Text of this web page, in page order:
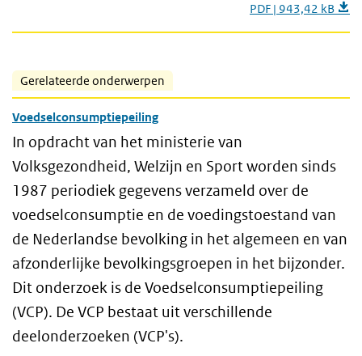
PDF | 943,42 kB
Gerelateerde onderwerpen
Voedselconsumptiepeiling
In opdracht van het ministerie van
Volksgezondheid, Welzijn en Sport worden sinds
1987 periodiek gegevens verzameld over de
voedselconsumptie en de voedingstoestand van
de Nederlandse bevolking in het algemeen en van
afzonderlijke bevolkingsgroepen in het bijzonder.
Dit onderzoek is de Voedselconsumptiepeiling
(VCP). De VCP bestaat uit verschillende
deelonderzoeken (VCP's).